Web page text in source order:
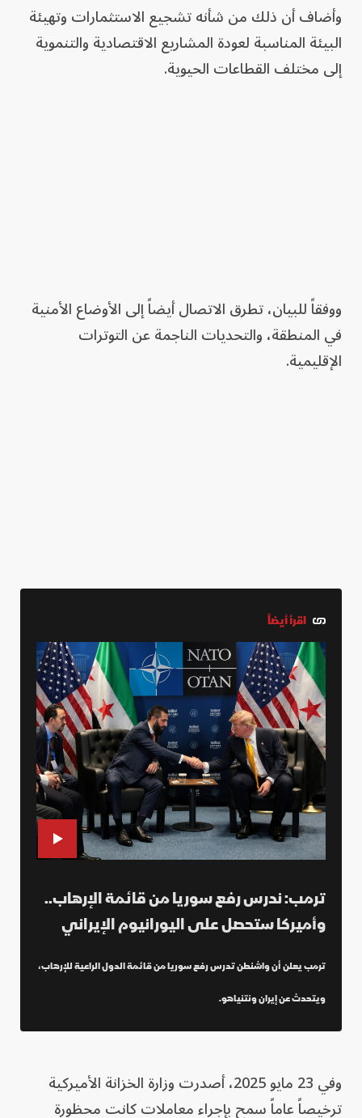
وأضاف أن ذلك من شأنه تشجيع الاستثمارات وتهيئة
البيئة المناسبة لعودة المشاريع الاقتصادية والتنموية
إلى مختلف القطاعات الحيوية.
ووفقاً للبيان، تطرق الاتصال أيضاً إلى الأوضاع الأمنية
في المنطقة، والتحديات الناجمة عن التوترات
الإقليمية.
اقرأ أيضاً
ترمب: ندرس رفع سوريا من قائمة الإرهاب..
وأميركا ستحصل على اليورانيوم الإيراني
ترمب يعلن أن واشنطن تدرس رفع سوريا من قائمة الدول الراعية للإرهاب،
ويتحدث عن إيران ونتنياهو.
وفي 23 مايو 2025، أصدرت وزارة الخزانة الأميركية
ترخيصاً عاماً سمح بإجراء معاملات كانت محظورة